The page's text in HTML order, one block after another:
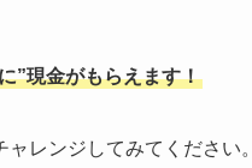
”現金がもらえます！
ャレンジしてみてください。